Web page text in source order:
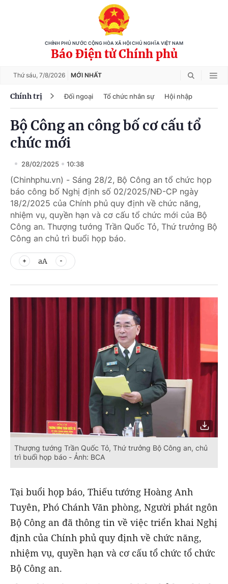
CHÍNH PHỦ NƯỚC CỘNG HÒA XÃ HỘI CHỦ NGHĨA VIỆT NAM
Báo Điện tử Chính phủ
Thứ sáu, 7/8/2026 MỚI NHẤT
Chính trị Đối ngoại Tổ chức nhân sự Hội nhập
Bộ Công an công bố cơ cấu tổ
chức mới
28/02/2025 10:38
(Chinhphu.vn) - Sáng 28/2, Bộ Công an tổ chức họp
báo công bố Nghị định số 02/2025/NĐ-CP ngày
18/2/2025 của Chính phủ quy định về chức năng,
nhiệm vụ, quyền hạn và cơ cấu tổ chức mới của Bộ
Công an. Thượng tướng Trần Quốc Tỏ, Thứ trưởng Bộ
Công an chủ trì buổi họp báo.
aA
Thượng tướng Trần Quốc Tỏ, Thứ trưởng Bộ Công an, chủ
trì buổi họp báo - Ảnh: BCA
Tại buổi họp báo, Thiếu tướng Hoàng Anh
Tuyên, Phó Chánh Văn phòng, Người phát ngôn
Bộ Công an đã thông tin về việc triển khai Nghị
định của Chính phủ quy định về chức năng,
nhiệm vụ, quyền hạn và cơ cấu tổ chức tổ chức
Bộ Công an.